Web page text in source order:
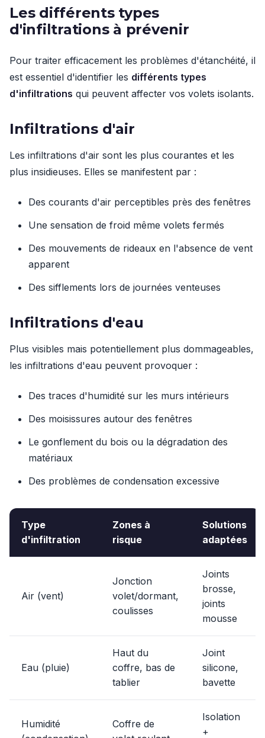
Les différents types
d'infiltrations à prévenir
Pour traiter efficacement les problèmes d'étanchéité, il
est essentiel d'identifier les différents types
d'infiltrations qui peuvent affecter vos volets isolants.
Infiltrations d'air
Les infiltrations d'air sont les plus courantes et les
plus insidieuses. Elles se manifestent par :
Des courants d'air perceptibles près des fenêtres
Une sensation de froid même volets fermés
Des mouvements de rideaux en l'absence de vent
apparent
Des sifflements lors de journées venteuses
Infiltrations d'eau
Plus visibles mais potentiellement plus dommageables,
les infiltrations d'eau peuvent provoquer :
Des traces d'humidité sur les murs intérieurs
Des moisissures autour des fenêtres
Le gonflement du bois ou la dégradation des
matériaux
Des problèmes de condensation excessive
Type
d'infiltration
Zones à
risque
Solutions
adaptées
Air (vent)
Jonction
volet/dormant,
coulisses
Joints
brosse,
joints
mousse
Eau (pluie)
Haut du
coffre, bas de
tablier
Joint
silicone,
bavette
Humidité
Coffre de
Isolation
+